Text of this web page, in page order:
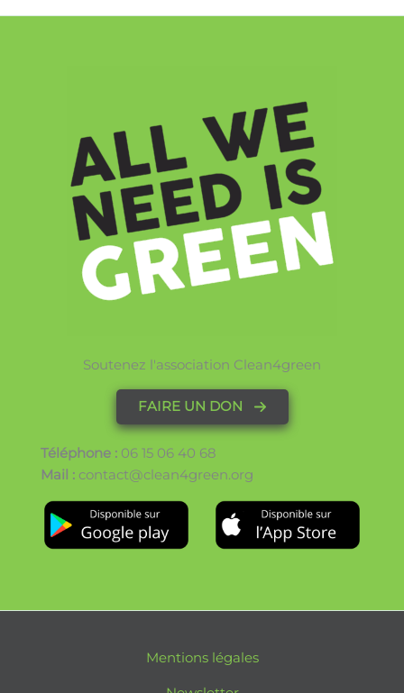
Soutenez l'association Clean4green
FAIRE UN DON
Téléphone : 06 15 06 40 68
Mail : contact@clean4green.org
Mentions légales